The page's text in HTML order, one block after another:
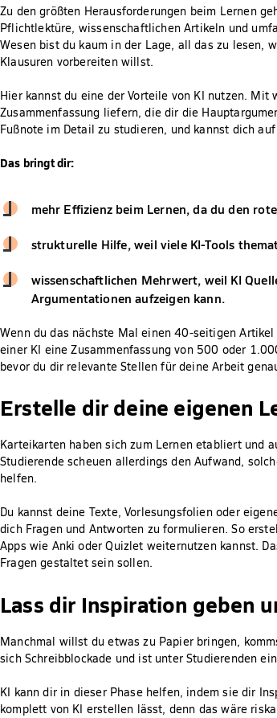
Zu den größten Herausforderungen beim Lernen
Pflichtlektüre, wissenschaftlichen Artikeln und
Wesen bist du kaum in der Lage, all das zu lesen,
Klausuren vorbereiten willst.
Hier kannst du eine der Vorteile von KI nutzen. Mit
Zusammenfassung liefern, die dir die
Fußnote im Detail zu studieren, und kannst dich
Das bringt dir:
mehr Effizienz beim Lernen, da du den
strukturelle Hilfe, weil viele KI-Tools
wissenschaftlichen Mehrwert, weil KI
Argumentationen aufzeigen kann.
Wenn du das nächste Mal einen 40-seitigen
einer KI eine Zusammenfassung von 500 oder
bevor du dir relevante Stellen für deine Arbeit
Erstelle dir deine eigenen
Karteikarten haben sich zum Lernen etabliert und
Studierende scheuen allerdings den Aufwand,
helfen.
Du kannst deine Texte, Vorlesungsfolien oder
dich Fragen und Antworten zu formulieren. So
Apps wie Anki oder Quizlet weiternutzen kannst.
Fragen gestaltet sein sollen.
Lass dir Inspiration geben
Manchmal willst du etwas zu Papier bringen,
sich Schreibblockade und ist unter Studierenden
KI kann dir in dieser Phase helfen, indem sie dir
komplett von KI erstellen lässt, denn das wäre